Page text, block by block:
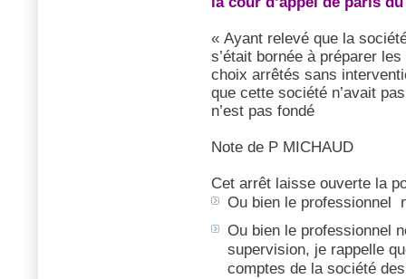
« Ayant relevé que la
s’était bornée à préparer
choix arrêtés sans
que cette société n’avait
n’est pas fondé
Note de P MICHAUD
Cet arrêt laisse ouverte la
Ou bien le professionnel
Ou bien le professionnel
supervision, je rappelle
comptes de la société